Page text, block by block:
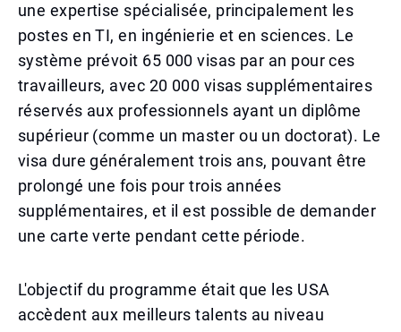
une expertise spécialisée, principalement les
postes en TI, en ingénierie et en sciences. Le
système prévoit 65 000 visas par an pour ces
travailleurs, avec 20 000 visas supplémentaires
réservés aux professionnels ayant un diplôme
supérieur (comme un master ou un doctorat). Le
visa dure généralement trois ans, pouvant être
prolongé une fois pour trois années
supplémentaires, et il est possible de demander
une carte verte pendant cette période.
L'objectif du programme était que les USA
accèdent aux meilleurs talents au niveau